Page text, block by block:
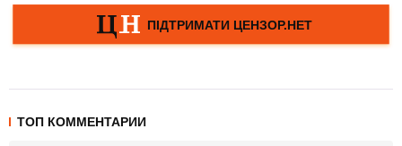
ТОП КОММЕНТАРИИ